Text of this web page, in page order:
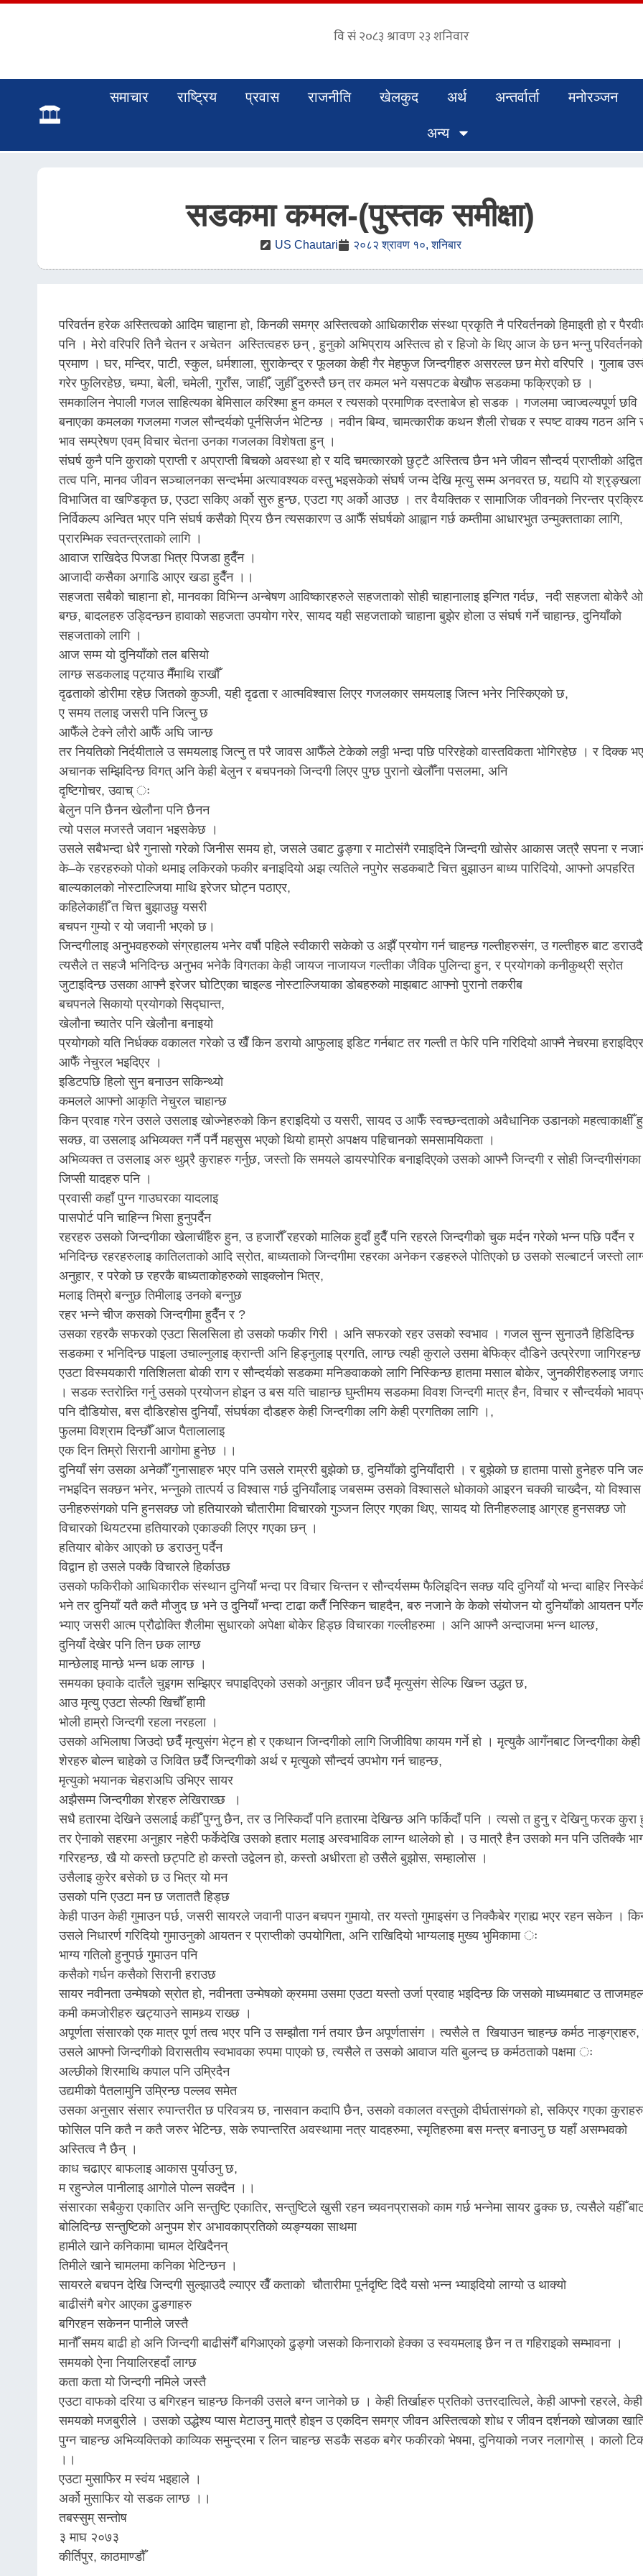
समाचार राष्ट्रिय प्रवास राजनीति खेलकुद अर्थ अन्तर्वार्ता मनोरञ्जन
अन्य
सडकमा कमल-(पुस्तक समीक्षा)
US Chautari २०८२ श्रावण १०, शनिबार
परिवर्तन हरेक अस्तित्वको आदिम चाहाना हो, किनकी समग्र अस्तित्वको आधिकारीक संस्था प्रकृति नै परिवर्तनको हिमाइती हो र
पनि । मेरो वरिपरि तिनै चेतन र अचेतन अस्तित्वहरु छन् , हुनुको अभिप्राय अस्तित्व हो र हिजो के थिए आज के छन भन्नु परिवर्तनको
प्रमाण । घर, मन्दिर, पाटी, स्कुल, धर्मशाला, सुराकेन्द्र र फूलका केही गैर मेहफुज जिन्दगीहरु असरल्ल छन मेरो वरिपरि । गुलाब
गरेर फुलिरहेछ, चम्पा, बेली, चमेली, गुराँस, जाहीँ, जुहीँ दुरुस्तै छन् तर कमल भने यसपटक बेखौफ सडकमा फक्रिएको छ ।
समकालिन नेपाली गजल साहित्यका बेमिसाल करिश्मा हुन कमल र त्यसको प्रमाणिक दस्ताबेज हो सडक । गजलमा ज्वाज्वल्यपूर्ण छवि
बनाएका कमलका गजलमा गजल सौन्दर्यको पूर्नसिर्जन भेटिन्छ । नवीन बिम्व, चामत्कारीक कथन शैली रोचक र स्पष्ट वाक्य गठन
भाव सम्प्रेषण एवम् विचार चेतना उनका गजलका विशेषता हुन् ।
संघर्ष कुनै पनि कुराको प्राप्ती र अप्राप्ती बिचको अवस्था हो र यदि चमत्कारको छुट्टै अस्तित्व छैन भने जीवन सौन्दर्य प्राप्तीको अद्वित
तत्व पनि, मानव जीवन सञ्चालनका सन्दर्भमा अत्यावश्यक वस्तु भइसकेको संघर्ष जन्म देखि मृत्यु सम्म अनवरत छ, यद्यपि यो श्रृङ्खला
विभाजित वा खण्डिकृत छ, एउटा सकिए अर्को सुरु हुन्छ, एउटा गए अर्को आउछ । तर वैयक्तिक र सामाजिक जीवनको निरन्तर
निर्विकल्प अन्वित भएर पनि संघर्ष कसैको प्रिय छैन त्यसकारण उ आफैँ संघर्षको आह्वान गर्छ कम्तीमा आधारभुत उन्मुक्तताका लागि,
प्रारम्भिक स्वतन्त्रताको लागि ।
आवाज राखिदेउ पिजडा भित्र पिजडा हुदैँन ।
आजादी कसैका अगाडि आएर खडा हुदैँन ।।
सहजता सबैको चाहाना हो, मानवका विभिन्न अन्बेषण आविष्कारहरुले सहजताको सोही चाहानालाइ इन्गित गर्दछ, नदी सहजता बोकेरै
बग्छ, बादलहरु उड्दिन्छन हावाको सहजता उपयोग गरेर, सायद यही सहजताको चाहाना बुझेर होला उ संघर्ष गर्ने चाहान्छ, दुनियाँको
सहजताको लागि ।
आज सम्म याे दुनियाँको तल बसियो
लाग्छ सडकलाइ पट्याउ मैँमाथि राखौँ
दृढताको डोरीमा रहेछ जितको कुञ्जी, यही दृढता र आत्मविश्वास लिएर गजलकार समयलाइ जित्न भनेर निस्किएको छ,
ए समय तलाइ जसरी पनि जित्नु छ
आफैँले टेक्ने लौरो आफैँ अघि जान्छ
तर नियतिको निर्दयीताले उ समयलाइ जित्नु त परै जावस आफैँले टेकेको लठ्ठी भन्दा पछि परिरहेको वास्तविकता भोगिरहेछ । र दिक्क
अचानक सम्झिदिन्छ विगत् अनि केही बेलुन र बचपनको जिन्दगी लिएर पुग्छ पुरानो खेलौँना पसलमा, अनि
दृष्टिगोचर, उवाच् ः
बेलुन पनि छैनन खेलौना पनि छैनन
त्यो पसल मजस्तै जवान भइसकेछ ।
उसले सबैभन्दा धेरै गुनासो गरेको जिनीस समय हो, जसले उबाट ढुङ्गा र माटोसंगै रमाइदिने जिन्दगी खोसेर आकास जत्रै सपना र
के–के रहरहरुको पोको थमाइ लकिरको फकीर बनाइदियो अझ त्यतिले नपुगेर सडकबाटै चित्त बुझाउन बाध्य पारिदियो, आफ्नो अपहरित
बाल्यकालको नोस्टाल्जिया माथि इरेजर घोट्न पठाएर,
कहिलेकाहीँ त चित्त बुझाउछु यसरी
बचपन गुम्यो र यो जवानी भएको छ।
जिन्दगीलाइ अनुभवहरुको संग्रहालय भनेर वर्षौ पहिले स्वीकारी सकेको उ अझैँ प्रयोग गर्न चाहन्छ गल्तीहरुसंग, उ गल्तीहरु बाट
त्यसैले त सहजै भनिदिन्छ अनुभव भनेकै विगतका केही जायज नाजायज गल्तीका जैविक पुलिन्दा हुन, र प्रयोगको कनीकुथ्री स्रोत
जुटाइदिन्छ उसका आफ्नै इरेजर घोटिएका चाइल्ड नोस्टाल्जियाका डोबहरुको माझबाट आफ्नो पुरानो तकरीब
बचपनले सिकायो प्रयोगको सिद्घान्त,
खेलौना च्यातेर पनि खेलौना बनाइयो
प्रयोगको यति निर्धक्क वकालत गरेको उ खैँ किन डरायो आफुलाइ इडिट गर्नबाट तर गल्ती त फेरि पनि गरिदियो आफ्नै नेचरमा हराइदिएर
आफैँ नेचुरल भइदिएर ।
इडिटपछि हिलो सुन बनाउन सकिन्थ्यो
कमलले आफ्नो आकृति नेचुरल चाहान्छ
किन प्रवाह गरेन उसले उसलाइ खोज्नेहरुको किन हराइदियो उ यसरी, सायद उ आफैँ स्वच्छन्दताको अवैधानिक उडानको महत्वाकाक्षीँ
सक्छ, वा उसलाइ अभिव्यक्त गर्नै पर्नै महसुस भएको थियो हाम्रो अपक्षय पहिचानको समसामयिकता ।
अभिव्यक्त त उसलाइ अरु थुप्र्र्रै कुराहरु गर्नुछ, जस्तो कि समयले डायस्पोरिक बनाइदिएको उसको आफ्नै जिन्दगी र सोही जिन्दगीसंगका
जिप्सी यादहरु पनि ।
प्रवासी कहाँ पुग्न गाउघरका यादलाइ
पासपोर्ट पनि चाहिन्न भिसा हुनुपर्दैन
रहरहरु उसको जिन्दगीका खेलाचीँहरु हुन, उ हजारौँ रहरको मालिक हुदाँ हुदैँ पनि रहरले जिन्दगीको चुक मर्दन गरेको भन्न पछि पर्दैन र
भनिदिन्छ रहरहरुलाइ कातिलताको आदि स्रोत, बाध्यताको जिन्दगीमा रहरका अनेकन रङहरुले पोतिएको छ उसको सल्बाटर्न जस्तो
अनुहार, र परेको छ रहरकै बाध्यताकोहरुको साइक्लोन भित्र,
मलाइ तिम्रो बन्नुछ तिमीलाइ उनको बन्नुछ
रहर भन्ने चीज कसको जिन्दगीमा हुदैँन र ?
उसका रहरकै सफरको एउटा सिलसिला हो उसको फकीर गिरी । अनि सफरको रहर उसको स्वभाव । गजल सुन्न सुनाउनै हिडिदिन्छ
सडकमा र भनिदिन्छ पाइला उचाल्नुलाइ क्रान्ती अनि हिड्नुलाइ प्रगति, लाग्छ त्यही कुराले उसमा बेफिक्र दौडिने उत्प्रेरणा
एउटा विस्मयकारी गतिशिलता बोकी राग र सौन्दर्यको सडकमा मनिङवाकको लागि निस्किन्छ हातमा मसाल बोकेर, जुनकीरीहरुलाइ
। सडक स्तरोन्न्ति गर्नु उसको प्रयोजन होइन उ बस यति चाहान्छ घुम्तीमय सडकमा विवश जिन्दगी मात्र हैन, विचार र सौन्दर्यको
पनि दौडियोस, बस दौडिरहोस दुनियाँ, संघर्षका दौडहरु केही जिन्दगीका लगि केही प्रगतिका लागि ।,
फुलमा विश्राम दिन्छौँ आज पैतालालाइ
एक दिन तिम्राे सिरानी आगोमा हुनेछ ।।
दुनियाँ संग उसका अनेकौँ गुनासाहरु भएर पनि उसले राम्ररी बुझेको छ, दुनियाँको दुनियाँदारी । र बुझेको छ हातमा पासो हुनेहरु पनि
नभइदिन सक्छन भनेर, भन्नुको तात्पर्य उ विश्वास गर्छ दुनियाँलाइ जबसम्म उसको विश्वासले धोकाको आइरन चक्की चाख्दैन, यो विश्वास
उनीहरुसंगको पनि हुनसक्छ जो हतियारको चौतारीमा विचारको गुञ्जन लिएर गएका थिए, सायद यो तिनीहरुलाइ आग्रह हुनसक्छ जो
विचारको थियटरमा हतियारको एकाङकी लिएर गएका छन् ।
हतियार बोकेर आएको छ डराउनु पर्दैन
विद्वान हो उसले पक्कै विचारले हिर्काउछ
उसको फकिरीको आधिकारीक संस्थान दुनियाँ भन्दा पर विचार चिन्तन र सौन्दर्यसम्म फैलिइदिन सक्छ यदि दुनियाँ यो भन्दा बाहिर
भने तर दुनियाँ यतै कतै मौजुद छ भने उ दु्नियाँ भन्दा टाढा कतैँ निस्किन चाहदैन, बरु नजाने के केको संयोजन यो दुनियाँको आयतन
भ्याए जसरी आत्म प्रौढोक्ति शैलीमा सुधारको अपेक्षा बोकेर हिड्छ विचारका गल्लीहरुमा । अनि आफ्नै अन्दाजमा भन्न थाल्छ,
दुनियाँ देखेर पनि तिन छक लाग्छ
मान्छेलाइ मान्छे भन्न धक लाग्छ ।
समयका छ्वाके दातँले चुइगम सम्झिएर चपाइदिएको उसको अनुहार जीवन छदैँ मृत्युसंग सेल्फि खिच्न उद्धत छ,
आउ मृत्यु एउटा सेल्फी खिचौँ हामी
भोली हाम्रो जिन्दगी रहला नरहला ।
उसको अभिलाषा जिउदो छदैँ मृत्युसंग भेट्न हो र एकथान जिन्दगीको लागि जिजीविषा कायम गर्ने हो । मृत्युकै आगँनबाट जिन्दगीका केही
शेरहरु बोल्न चाहेको उ जिवित छदैँ जिन्दगीको अर्थ र मृत्युको सौन्दर्य उपभोग गर्न चाहन्छ,
मृत्युको भयानक चेहराअघि उभिएर सायर
अझैसम्म जिन्दगीका शेरहरु लेखिराख्छ ।
सधै हतारमा देखिने उसलाई कहीँ पुग्नु छैन, तर उ निस्किदाँ पनि हतारमा देखिन्छ अनि फर्किदाँ पनि । त्यसो त हुनु र देखिनु फरक कुरा
तर ऐनाको सहरमा अनुहार नहेरी फर्केदेखि उसको हतार मलाइ अस्वभाविक लाग्न थालेको हो । उ मात्रै हैन उसको मन पनि उतिक्कै
गरिरहन्छ, खै यो कस्तो छट्पटि हो कस्तो उद्वेलन हो, कस्तो अधीरता हो उसैले बुझोस, सम्हालोस ।
उसैलाइ कुरेर बसेको छ उ भित्र यो मन
उसको पनि एउटा मन छ जताततै हिड्छ
केही पाउन केही गुमाउन पर्छ, जसरी सायरले जवानी पाउन बचपन गुमायो, तर यस्तो गुमाइसंग उ निक्कैबेर ग्राह्य भएर रहन सकेन ।
उसले निधारर्ण गरिदियो गुमाउनुको आयतन र प्राप्तीको उपयोगिता, अनि राखिदियो भाग्यलाइ मुख्य भुमिकामा ः
भाग्य गतिलो हुनुपर्छ गुमाउन पनि
कसैको गर्धन कसैको सिरानी हराउछ
सायर नवीनता उन्मेषको स्रोत हो, नवीनता उन्मेषको क्रममा उसमा एउटा यस्तो उर्जा प्रवाह भइदिन्छ कि जसको माध्यमबाट उ
कमी कमजोरीहरु खट्याउने सामथ्र्य राख्छ ।
अपूर्णता संसारको एक मात्र पूर्ण तत्व भएर पनि उ सम्झौता गर्न तयार छैन अपूर्णतासंग । त्यसैले त खियाउन चाहन्छ कर्मठ नाङ्ग्राहरु,
उसले आफ्नो जिन्दगीको विरासतीय स्वभावका रुपमा पाएको छ, त्यसैले त उसको आवाज यति बुलन्द छ कर्मठताको पक्षमा ः
अल्छीको शिरमाथि कपाल पनि उम्रिदैन
उद्यमीको पैतलामुनि उम्रिन्छ पल्लव समेत
उसका अनुसार संसार रुपान्तरीत छ परिवत्र्य छ, नासवान कदापि छैन, उसको वकालत वस्तुको दीर्घतासंगको हो, सकिएर गएका
फोसिल पनि कतै न कतै जरुर भेटिन्छ, सके रुपान्तरित अवस्थामा नत्र यादहरुमा, स्मृतिहरुमा बस मन्त्र बनाउनु छ यहाँ असम्भवको
अस्तित्व नै छैन् ।
काध चढाएर बाफलाइ आकास पुर्याउनु छ,
म रहुन्जेल पानीलाइ आगोले पोल्न सक्दैन ।।
संसारका सबैकुरा एकातिर अनि सन्तुष्टि एकातिर, सन्तुष्टिले खुसी रहन च्यवनप्रासको काम गर्छ भन्नेमा सायर ढुक्क छ, त्यसैले यहीँ
बोलिदिन्छ सन्तुष्टिको अनुपम शेर अभावकाप्रतिको व्यङ्ग्यका साथमा
हामीले खाने कनिकामा चामल देखिदैनन्
तिमीले खाने चामलमा कनिका भेटिन्छन ।
सायरले बचपन देखि जिन्दगी सुल्झाउदै ल्याएर खैँ कताको चौतारीमा पूर्नदृष्टि दिदै यसो भन्न भ्याइदियो लाग्यो उ थाक्यो
बाढीसंगै बगेर आएका ढुङगाहरु
बगिरहन सकेनन पानीले जस्तै
मानौँ समय बाढी हो अनि जिन्दगी बाढीसंगैँ बगिआएको ढुङ्गो जसको किनाराको हेक्का उ स्वयमलाइ छैन न त गहिराइको सम्भावना ।
समयको ऐना नियालिरहदाँ लाग्छ
कता कता यो जिन्दगी नमिले जस्तै
एउटा वाफको दरिया उ बगिरहन चाहन्छ किनकी उसले बग्न जानेको छ । केही तिर्खाहरु प्रतिको उत्तरदात्विले, केही आफ्नो रहरले, केही
समयको मजबुरीले । उसको उद्धेश्य प्यास मेटाउनु मात्रै होइन उ एकदिन समग्र जीवन अस्तित्वको शोध र जीवन दर्शनको खोजका
पुग्न चाहन्छ अभिव्यक्तिको काव्यिक समुन्द्रमा र लिन चाहन्छ सडकै सडक बगेर फकीरको भेषमा, दुनियाको नजर नलागोस् । कालो
।।
एउटा मुसाफिर म स्वंय भइहाले ।
अर्को मुसाफिर यो सडक लाग्छ ।।
तबस्सुम् सन्तोष
३ माघ २०७३
कीर्तिपुर, काठमाण्डौँ